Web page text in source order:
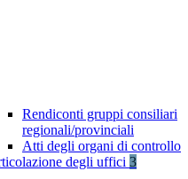
Rendiconti gruppi consiliari
regionali/provinciali
Atti degli organi di controllo
degli uffici 3